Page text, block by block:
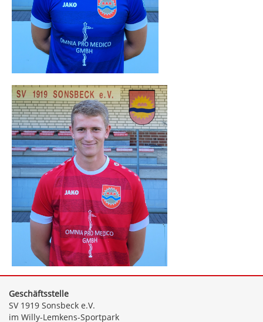
Geschäftsstelle
SV 1919 Sonsbeck e.V.
im Willy-Lemkens-Sportpark